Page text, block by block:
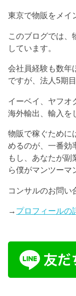
東京で物販をメイ
このブログでは、
しています。
会社員経験も数年
ですが、法人5期
イーベイ、ヤフオ
海外輸出、輸入を
物販で稼ぐために
めるのが、一番効
もし、あなたが副
ら僕がマンツーマ
コンサルのお問い
→ プロフィールの